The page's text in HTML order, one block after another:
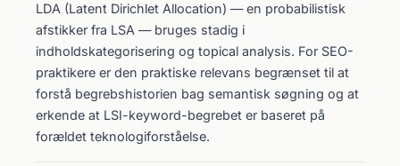
LDA (Latent Dirichlet Allocation) — en probabilistisk
afstikker fra LSA — bruges stadig i
indholdskategorisering og topical analysis. For SEO-
praktikere er den praktiske relevans begrænset til at
forstå begrebshistorien bag semantisk søgning og at
erkende at LSI-keyword-begrebet er baseret på
forældet teknologiforståelse.